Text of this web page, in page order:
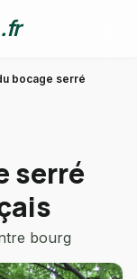
bocage serré
serré
bourg